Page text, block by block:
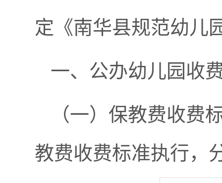
定《南华县规范幼儿
一、公办幼儿园收
（一）保教费收费
教费收费标准执行，